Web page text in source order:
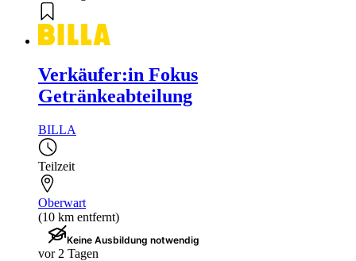
Verkäufer:in Fokus
Getränkeabteilung
BILLA
Teilzeit
Oberwart
(10 km entfernt)
Keine Ausbildung notwendig
vor 2 Tagen